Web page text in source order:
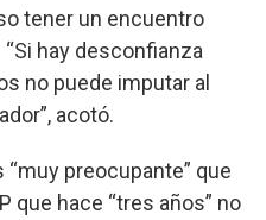
tener un encuentro
hay desconfianza
no puede imputar al
acotó.
preocupante” que
que hace “tres años” no